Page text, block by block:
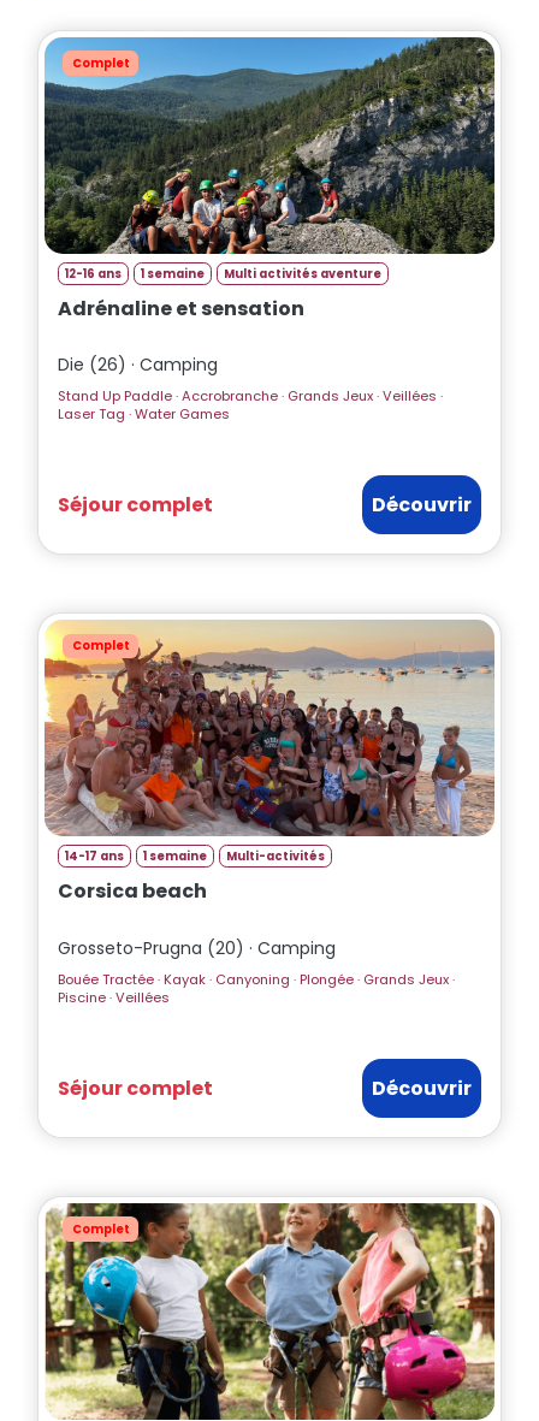
Complet
12-16 ans 1 semaine Multi activités aventure
Adrénaline et sensation
Die (26) · Camping
Stand Up Paddle · Accrobranche · Grands Jeux · Veillées ·
Laser Tag · Water Games
Séjour complet Découvrir
Complet
14-17 ans 1 semaine Multi-activités
Corsica beach
Grosseto-Prugna (20) · Camping
Bouée Tractée · Kayak · Canyoning · Plongée · Grands Jeux ·
Piscine · Veillées
Séjour complet Découvrir
Complet
AssistantTotemia
En ligne
Bonjour ! 👋 Je suis l'assistant Totemia.
Posez-moi vos questions sur nos
séjours !